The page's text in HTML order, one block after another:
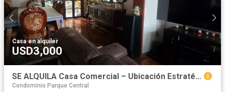
Casa·en alquiler
USD3,000
SE ALQUILA Casa Comercial – Ubicación Estratégica en Jesús María
Condominio Parque Central